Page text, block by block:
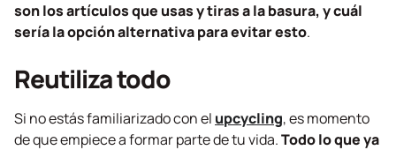
son los artículos que usas y tiras a la basura, y cuál
sería la opción alternativa para evitar esto.
Reutiliza todo
Si no estás familiarizado con el upcycling, es momento
de que empiece a formar parte de tu vida.Todo lo que ya